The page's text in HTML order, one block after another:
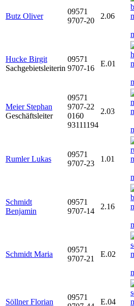
Butz Oliver
09571
9707-20
2.06
Hucke Birgit
Sachgebietsleiterin
09571
9707-16
E.01
Meier Stephan
Geschäftsleiter
09571
9707-22
0160
93111194
2.03
Rumler Lukas
09571
9707-23
1.01
Schmidt
Benjamin
09571
9707-14
2.16
Schmidt Maria
09571
9707-21
E.02
Söllner Florian
09571
E.04